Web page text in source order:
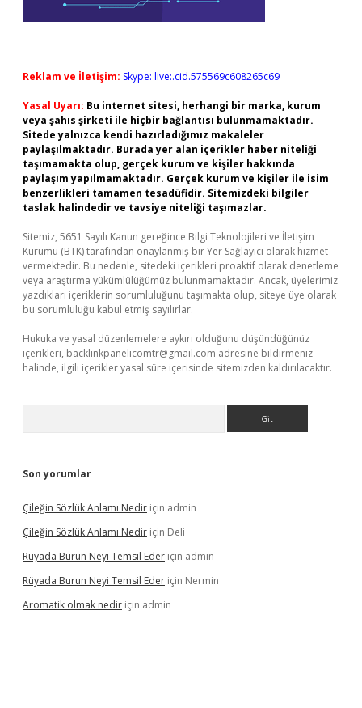
Reklam ve İletişim: Skype: live:.cid.575569c608265c69
Yasal Uyarı: Bu internet sitesi, herhangi bir marka, kurum
veya şahıs şirketi ile hiçbir bağlantısı bulunmamaktadır.
Sitede yalnızca kendi hazırladığımız makaleler
paylaşılmaktadır. Burada yer alan içerikler haber niteliği
taşımamakta olup, gerçek kurum ve kişiler hakkında
paylaşım yapılmamaktadır. Gerçek kurum ve kişiler ile isim
benzerlikleri tamamen tesadüfidir. Sitemizdeki bilgiler
taslak halindedir ve tavsiye niteliği taşımazlar.
Sitemiz, 5651 Sayılı Kanun gereğince Bilgi Teknolojileri ve İletişim
Kurumu (BTK) tarafından onaylanmış bir Yer Sağlayıcı olarak hizmet
vermektedir. Bu nedenle, sitedeki içerikleri proaktif olarak denetleme
veya araştırma yükümlülüğümüz bulunmamaktadır. Ancak, üyelerimiz
yazdıkları içeriklerin sorumluluğunu taşımakta olup, siteye üye olarak
bu sorumluluğu kabul etmiş sayılırlar.
Hukuka ve yasal düzenlemelere aykırı olduğunu düşündüğünüz
içerikleri, backlinkpanelicomtr@gmail.com adresine bildirmeniz
halinde, ilgili içerikler yasal süre içerisinde sitemizden kaldırılacaktır.
Son yorumlar
Çileğin Sözlük Anlamı Nedir için admin
Çileğin Sözlük Anlamı Nedir için Deli
Rüyada Burun Neyi Temsil Eder için admin
Rüyada Burun Neyi Temsil Eder için Nermin
Aromatik olmak nedir için admin